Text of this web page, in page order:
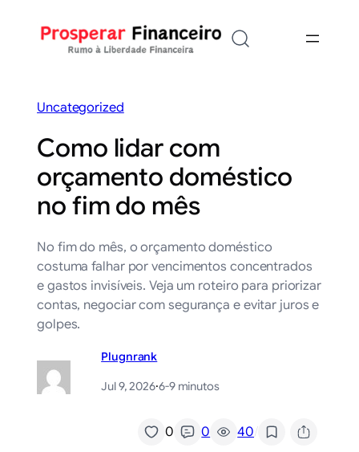
Uncategorized
Como lidar com
orçamento doméstico
no fim do mês
No fim do mês, o orçamento doméstico
costuma falhar por vencimentos concentrados
e gastos invisíveis. Veja um roteiro para priorizar
contas, negociar com segurança e evitar juros e
golpes.
Plugnrank
Jul 9, 2026·6-9 minutos
0 0 40/